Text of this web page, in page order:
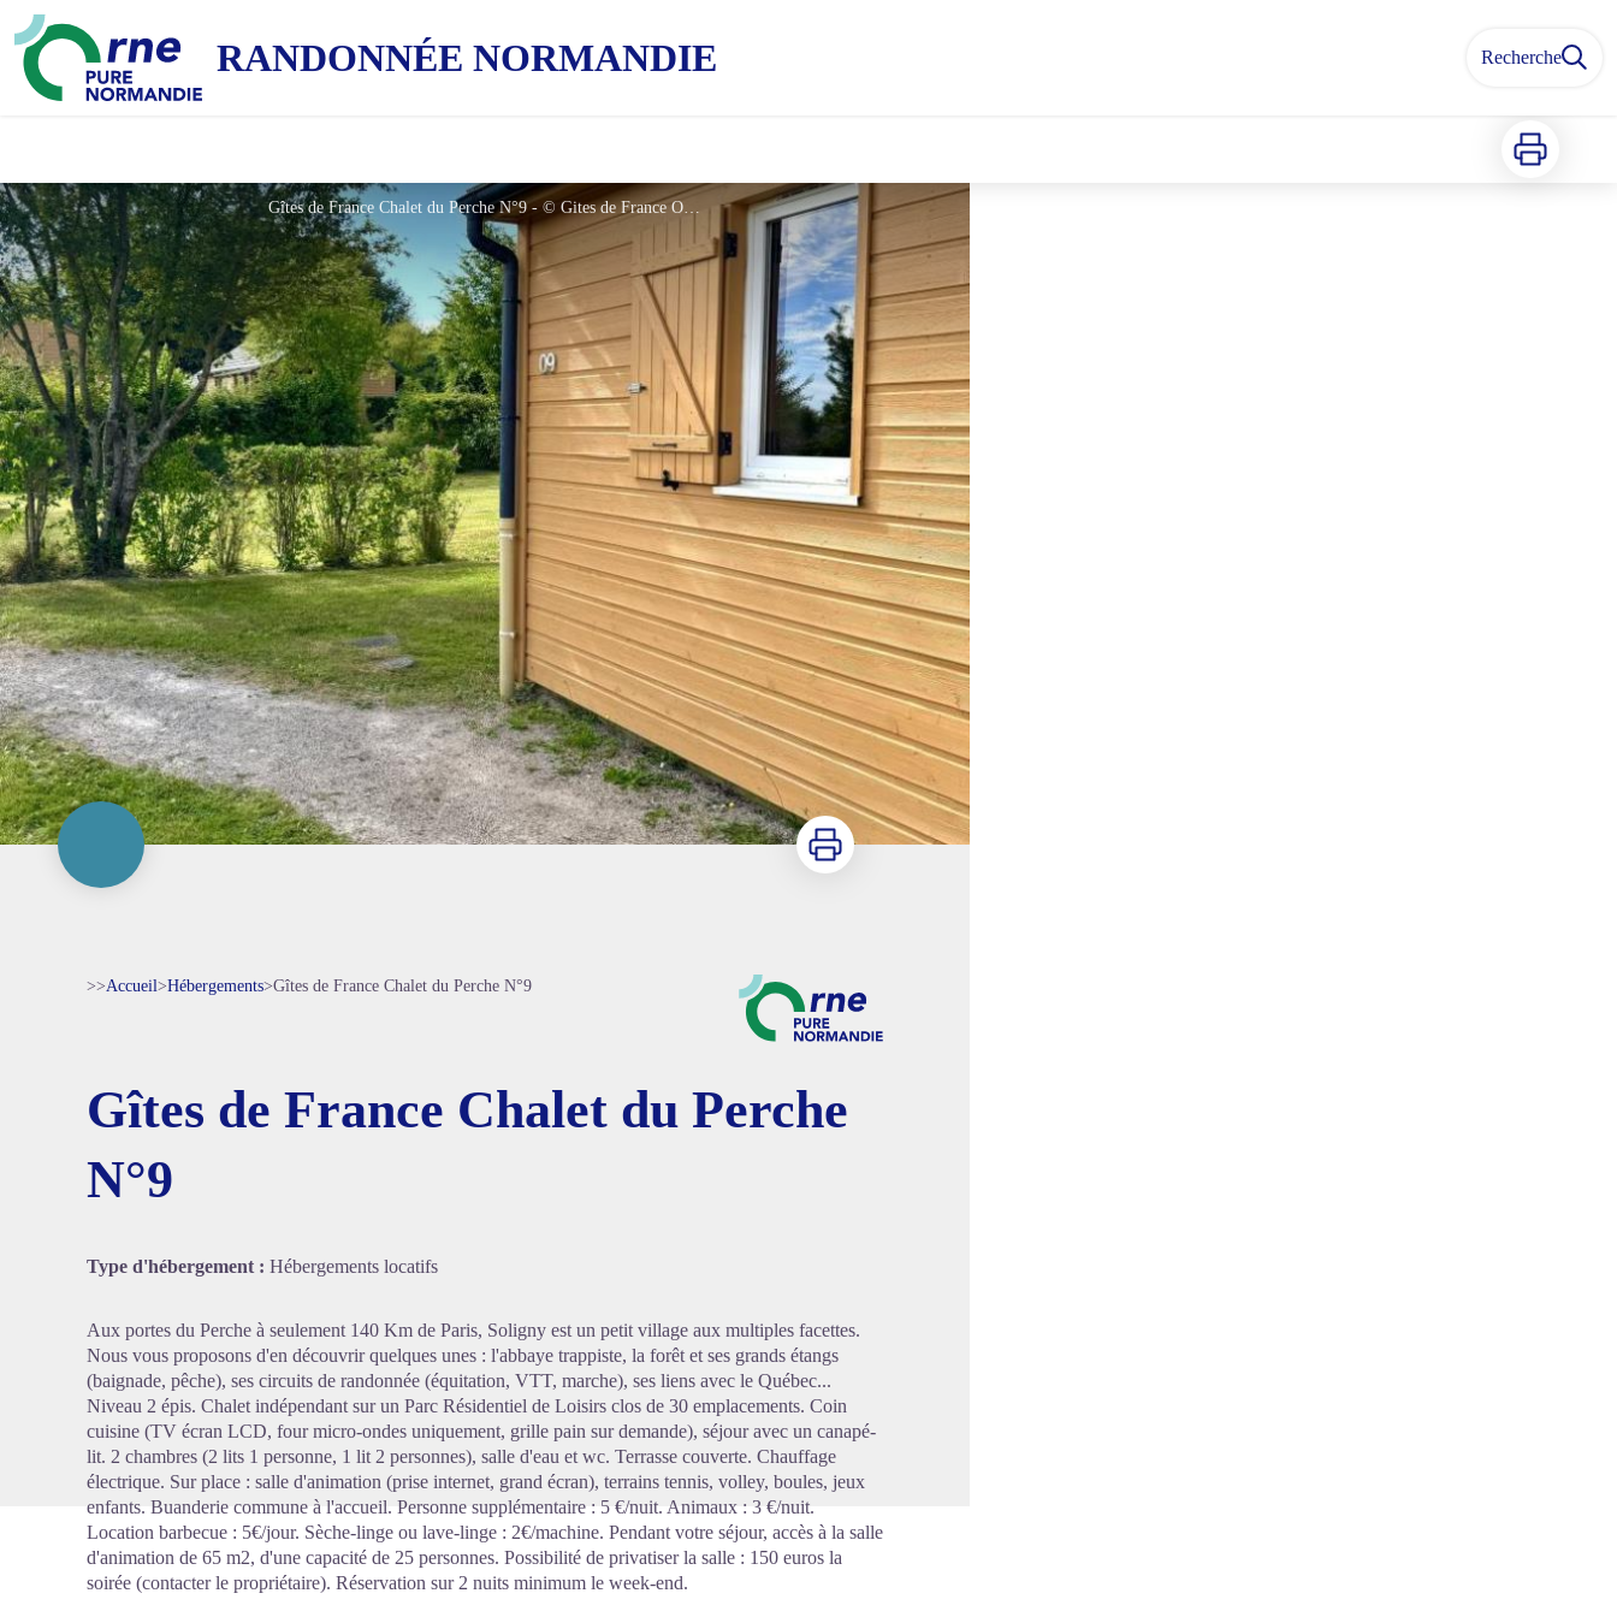
RANDONNÉE NORMANDIE Recherche
Imprimer
Gîtes de France Chalet du Perche N°9 - © Gites de France Orne
Imprimer
>>Accueil>Hébergements>Gîtes de France Chalet du Perche N°9
Gîtes de France Chalet du Perche
N°9
Type d'hébergement : Hébergements locatifs
Aux portes du Perche à seulement 140 Km de Paris, Soligny est un petit village aux multiples facettes.
Nous vous proposons d'en découvrir quelques unes : l'abbaye trappiste, la forêt et ses grands étangs
(baignade, pêche), ses circuits de randonnée (équitation, VTT, marche), ses liens avec le Québec...
Niveau 2 épis. Chalet indépendant sur un Parc Résidentiel de Loisirs clos de 30 emplacements. Coin
cuisine (TV écran LCD, four micro-ondes uniquement, grille pain sur demande), séjour avec un canapé-
lit. 2 chambres (2 lits 1 personne, 1 lit 2 personnes), salle d'eau et wc. Terrasse couverte. Chauffage
électrique. Sur place : salle d'animation (prise internet, grand écran), terrains tennis, volley, boules, jeux
enfants. Buanderie commune à l'accueil. Personne supplémentaire : 5 €/nuit. Animaux : 3 €/nuit.
Location barbecue : 5€/jour. Sèche-linge ou lave-linge : 2€/machine. Pendant votre séjour, accès à la salle
d'animation de 65 m2, d'une capacité de 25 personnes. Possibilité de privatiser la salle : 150 euros la
soirée (contacter le propriétaire). Réservation sur 2 nuits minimum le week-end.